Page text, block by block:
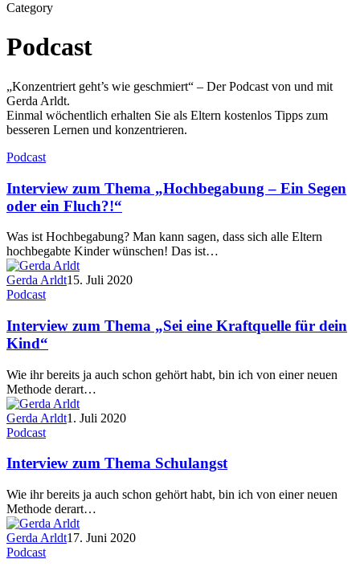
Category
Podcast
„Konzentriert geht’s wie geschmiert“ – Der Podcast von und mit
Gerda Arldt.
Einmal wöchentlich erhalten Sie als Eltern kostenlos Tipps zum
besseren Lernen und konzentrieren.
Podcast
Interview zum Thema „Hochbegabung – Ein Segen
oder ein Fluch?!“
Was ist Hochbegabung? Man kann sagen, dass sich alle Eltern
hochbegabte Kinder wünschen! Das ist…
Gerda Arldt15. Juli 2020
Podcast
Interview zum Thema „Sei eine Kraftquelle für dein
Kind“
Wie ihr bereits ja auch schon gehört habt, bin ich von einer neuen
Methode derart…
Gerda Arldt1. Juli 2020
Podcast
Interview zum Thema Schulangst
Wie ihr bereits ja auch schon gehört habt, bin ich von einer neuen
Methode derart…
Gerda Arldt17. Juni 2020
Podcast